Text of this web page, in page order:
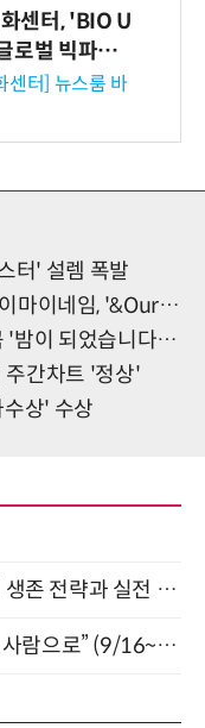
센터, 'BIO U
로벌 빅파마
미팅 지원…K
출 교두보 확
센터] 뉴스룸 바
터' 설렘 폭발
, '&Our Vibe' 콘셉트
되었습니다' 발매
주간차트 '정상'
상' 수상
AI × Design : UX디자이너의 5가지 생존 전략과 실전 대응 8월 28일 개최
“AI에게 묻는 사람에서, AI로 만드는 사람으로” (9/16~17)